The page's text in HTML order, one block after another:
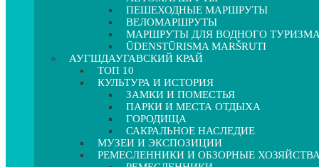
ПЕШЕХОДНЫЕ МАРШРУТЫ
ВЕЛОМАРШРУТЫ
МАРШРУТЫ ДЛЯ ВОДНОГО ТУРИЗМА
ŪDENSTŪRISMA MARŠRUTI
АУГШДАУГАВСКИЙ КРАЙ
ТОП 10
КУЛЬТУРА И ИСТОРИЯ
ЗАМКИ И ПОМЕСТЬЯ
ПАРКИ И МЕСТА ОТДЫХА
ГОРОДИЩА
САКРАЛЬНОЕ НАСЛЕДИЕ
МУЗЕИ И ЭКСПОЗИЦИИ
РЕМЕСЛЕННИКИ И ОБЗОРНЫЕ ХОЗЯЙСТВА